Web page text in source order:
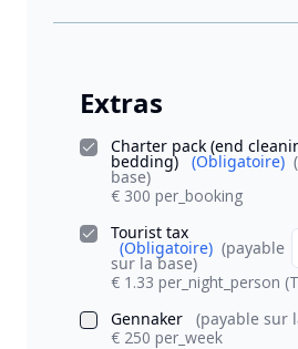
Extras
Charter pack (end
bedding) (Obligatoire)
base)
€ 300 per_booking
Tourist tax
(Obligatoire) (payable
sur la base)
€ 1.33 per_night_person
Gennaker
(payable sur
€ 250 per_week